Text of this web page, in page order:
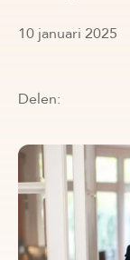
10 januari 2025
Delen: